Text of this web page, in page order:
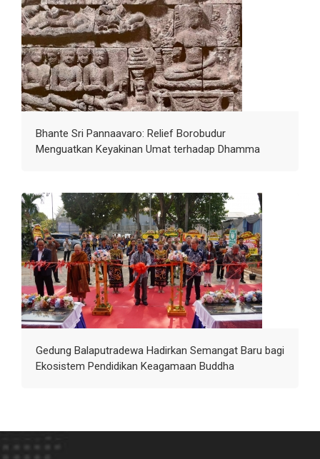
Bhante Sri Pannaavaro: Relief Borobudur
Menguatkan Keyakinan Umat terhadap Dhamma
Gedung Balaputradewa Hadirkan Semangat Baru bagi
Ekosistem Pendidikan Keagamaan Buddha